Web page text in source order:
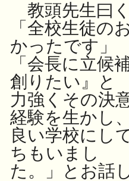
教頭先生曰く
「全校生徒の
かったです」
「会長に立候
創りたい』と
力強くその決
経験を生かし、
良い学校にし
ちもいまし
た。」とお話